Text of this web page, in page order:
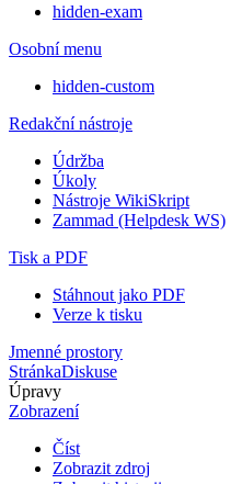
hidden-exam
Osobní menu
hidden-custom
Redakční nástroje
Údržba
Úkoly
Nástroje WikiSkript
Zammad (Helpdesk WS)
Tisk a PDF
Stáhnout jako PDF
Verze k tisku
Jmenné prostory
StránkaDiskuse
Úpravy
Zobrazení
Číst
Zobrazit zdroj